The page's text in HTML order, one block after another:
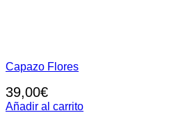
Capazo Flores
39,00€
Añadir al carrito